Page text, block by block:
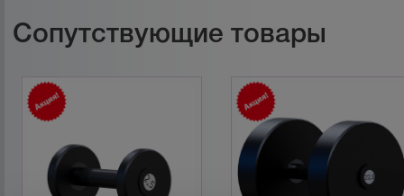
Сопутствующие товары